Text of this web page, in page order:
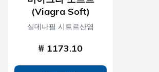
(Viagra Soft)
실데나필 시트르산염
₩ 1173.10